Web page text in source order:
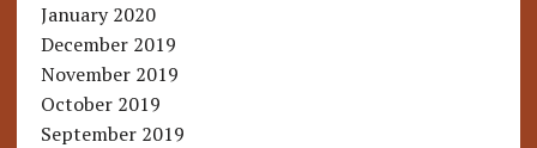
January 2020
December 2019
November 2019
October 2019
September 2019